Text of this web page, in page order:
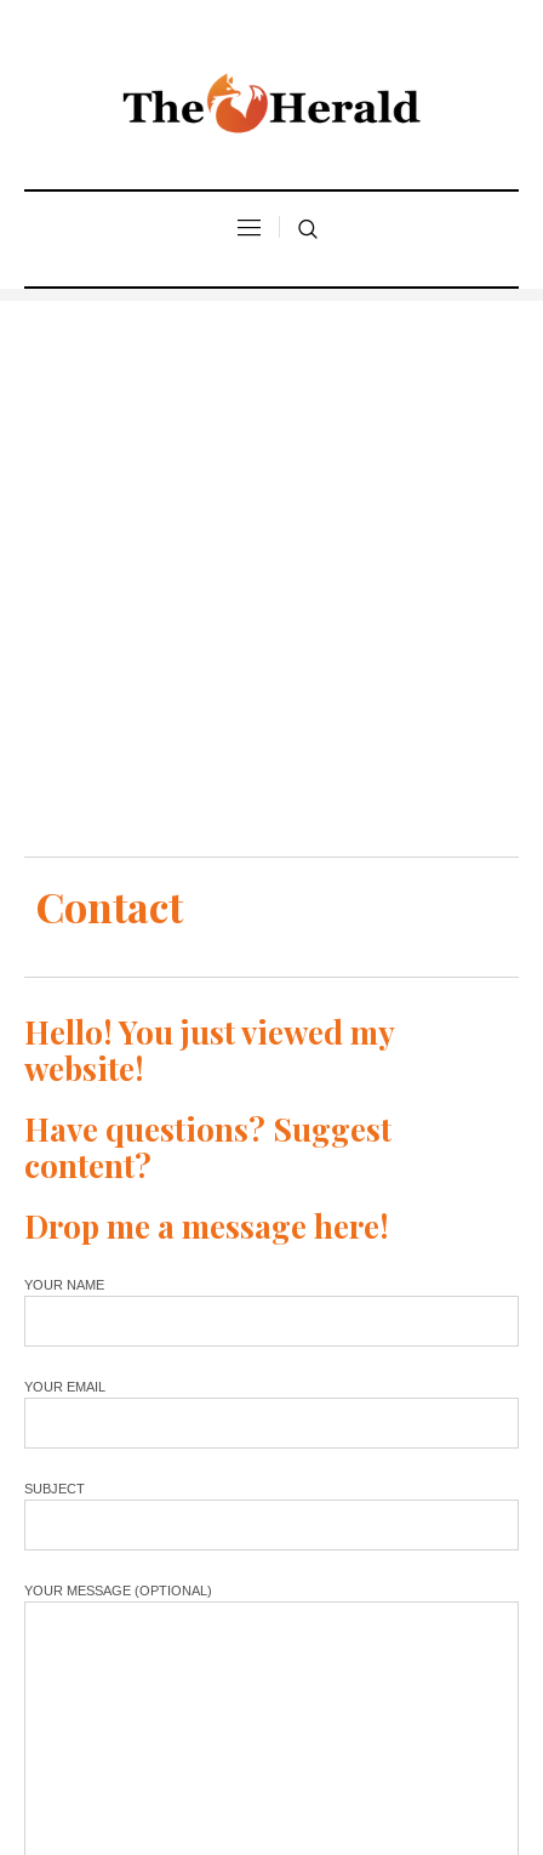
Contact
Hello! You just viewed my
website!
Have questions? Suggest
content?
Drop me a message here!
YOUR NAME
YOUR EMAIL
SUBJECT
YOUR MESSAGE (OPTIONAL)